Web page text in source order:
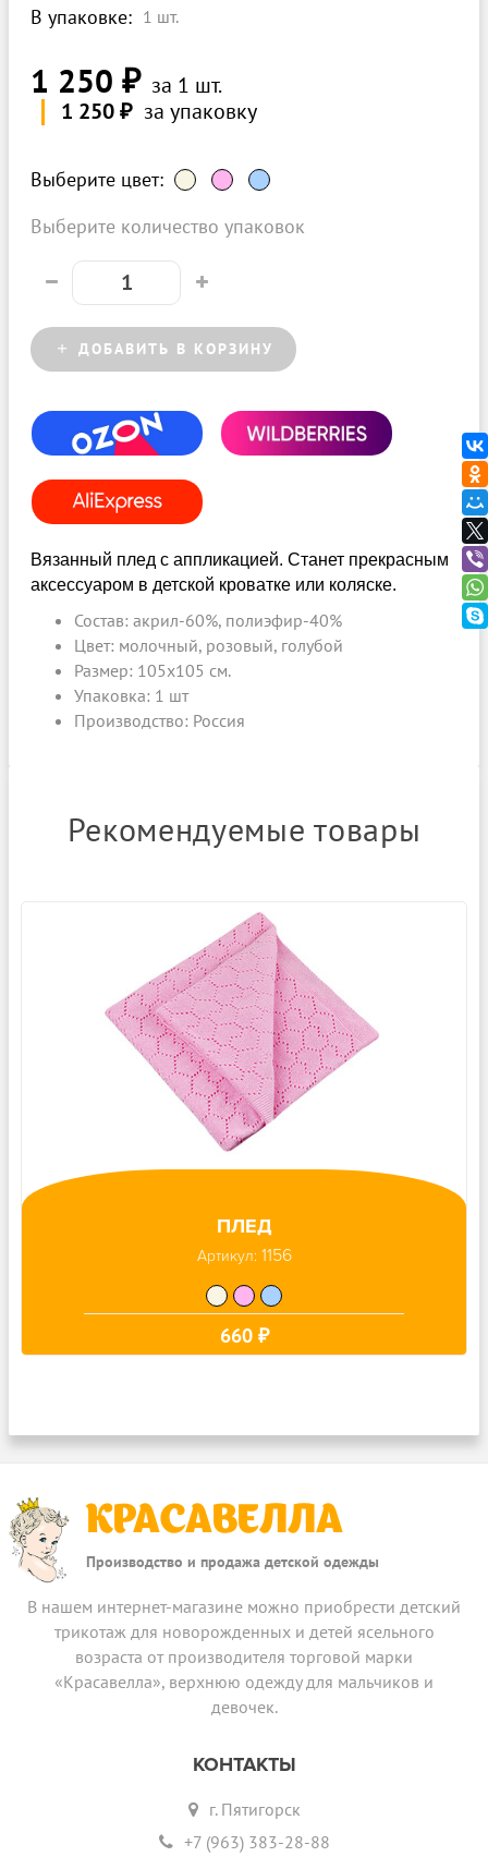
В упаковке: 1 шт.
1 250 ₽ за 1 шт.
1 250 ₽ за упаковку
Выберите цвет:
Выберите количество упаковок
ДОБАВИТЬ В КОРЗИНУ
OZON WILDBERRIES
ALIEXPRESS
Вязанный плед с аппликацией. Станет прекрасным
аксессуаром в детской кроватке или коляске.
Состав: акрил-60%, полиэфир-40%
Цвет: молочный, розовый, голубой
Размер: 105х105 см.
Упаковка: 1 шт
Производство: Россия
Рекомендуемые товары
ПЛЕД
Артикул: 1156
660 ₽
КРАСАВЕЛЛА
Производство и продажа детской одежды
В нашем интернет-магазине можно приобрести детский
трикотаж для новорожденных и детей ясельного
возраста от производителя торговой марки
«Красавелла», верхнюю одежду для мальчиков и
девочек.
КОНТАКТЫ
г. Пятигорск
+7 (963) 383-28-88